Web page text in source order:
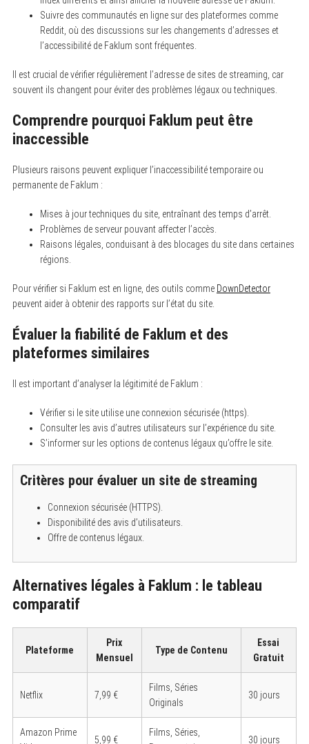
Suivre des communautés en ligne sur des plateformes comme
Reddit, où des discussions sur les changements d’adresses et
l’accessibilité de Faklum sont fréquentes.
Il est crucial de vérifier régulièrement l’adresse de sites de streaming, car
souvent ils changent pour éviter des problèmes légaux ou techniques.
Comprendre pourquoi Faklum peut être
inaccessible
Plusieurs raisons peuvent expliquer l’inaccessibilité temporaire ou
permanente de Faklum :
Mises à jour techniques du site, entraînant des temps d’arrêt.
Problèmes de serveur pouvant affecter l’accès.
Raisons légales, conduisant à des blocages du site dans certaines
régions.
Pour vérifier si Faklum est en ligne, des outils comme DownDetector
peuvent aider à obtenir des rapports sur l’état du site.
Évaluer la fiabilité de Faklum et des
plateformes similaires
Il est important d’analyser la légitimité de Faklum :
Vérifier si le site utilise une connexion sécurisée (https).
Consulter les avis d’autres utilisateurs sur l’expérience du site.
S’informer sur les options de contenus légaux qu’offre le site.
Critères pour évaluer un site de streaming
Connexion sécurisée (HTTPS).
Disponibilité des avis d’utilisateurs.
Offre de contenus légaux.
Alternatives légales à Faklum : le tableau
comparatif
Plateforme
Prix
Mensuel
Type de Contenu
Essai
Gratuit
Netflix 7,99 €
Films, Séries
Originals
30 jours
Amazon Prime
5,99 €
Films, Séries,
30 jours